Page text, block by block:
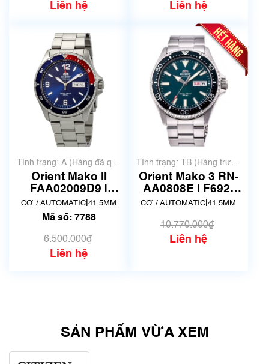
Liên hệ Liên hệ
Tình trạng: A (Hàng đã qua
sử dụng nhưng rất đẹp,
không có xước)
Orient Mako II
FAA02009D9 |
AA02-C5-B | Made
in Japnan | Mã số
CƠ / AUTOMATIC 41.5MM
Mã số: 7788
6.500.000₫
Liên hệ
Tình trạng: TB (Hàng trưng
bày, thanh lý)
Orient Mako 3 RN-
AA0808E | F692-
UAA0 | Size
6801
CƠ / AUTOMATIC 41.5MM
10.770.000₫
Liên hệ
SẢN PHẨM VỪA XEM